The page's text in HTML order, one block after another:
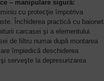
– manipulare sigură:
cu protecţie împotriva
Închiderea practică cu
carcasei şi a elementului.
de filtru numai după montarea
împiedică deschiderea
serveşte la depresurizarea